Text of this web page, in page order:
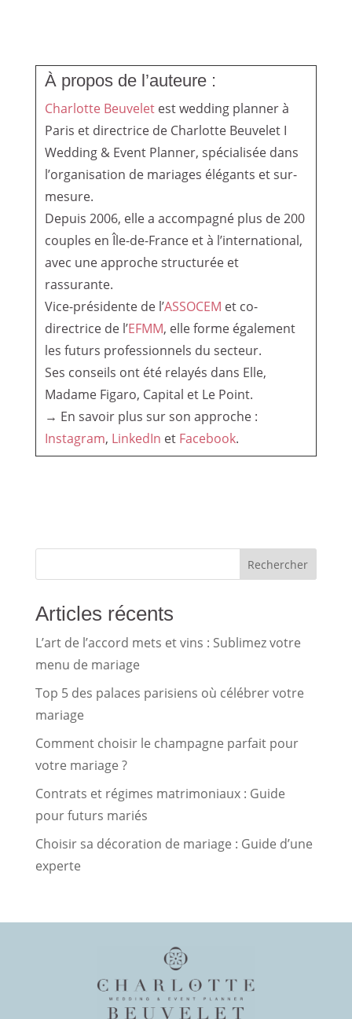
À propos de l’auteure :
Charlotte Beuveletest wedding planner à
Paris et directrice de Charlotte Beuvelet I
Wedding & Event Planner, spécialisée dans
l’organisation de mariages élégants et sur-
mesure.
Depuis 2006, elle a accompagné plus de 200
couples en Île-de-France et à l’international,
avec une approche structurée et
rassurante.
Vice-présidente de l’ASSOCEM et co-
directrice de l’EFMM, elle forme également
les futurs professionnels du secteur.
Ses conseils ont été relayés dans Elle,
Madame Figaro, Capital et Le Point.
→ En savoir plus sur son approche :
Instagram, LinkedIn et Facebook.
Rechercher
Articles récents
L’art de l’accord mets et vins : Sublimez votre
menu de mariage
Top 5 des palaces parisiens où célébrer votre
mariage
Comment choisir le champagne parfait pour
votre mariage ?
Contrats et régimes matrimoniaux : Guide
pour futurs mariés
Choisir sa décoration de mariage : Guide d’une
experte